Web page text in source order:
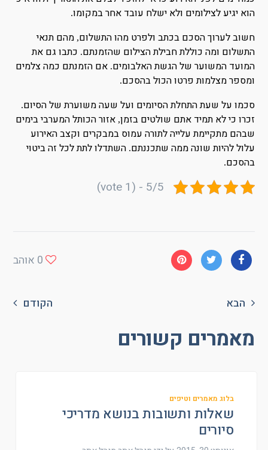
הוא יגיע לצילומים ולא ישלח עובד אחר במקומו.
חשוב לערוך הסכם בכתב ולפרט מהו התשלום,מהם תנאי
התשלום ומה כוללת חבילת הצילום שהזמנתם.כתבו גם את
המועד המשוער של הגשת האלבומים.אם הזמנתם כמה צלמים
ומספר מצלמות פרטו הכול בהסכם.
סכמו על שעת התחלת הסיומים ועל שעה משוערת של הסיום.
זכרו כי לא תמיד אתם שולטים בזמן,אזור הכותל המערבי בימים
שבהם מתקיימת עלייה לתורה עמוס במבקרים וקצב האירוע
עלול להיות שונה ממה שתכננתם.השתדלו לתת לכל זה ביטוי
בהסכם.
5/5 - (1 vote)
0אוהב
הקודם הבא
מאמרים קשורים
בלוג מאמרים וטיפים
שאלות ותשובות בנושא מדריכי
סיורים